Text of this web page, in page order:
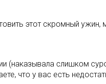
этот скромный
слишком
что у вас есть